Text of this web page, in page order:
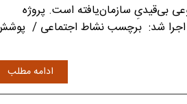
بی‌قیدیِ سازمان‌یافته است. پروژه
اجرا شد: برچسب نشاط اجتماعی /
ادامه مطلب